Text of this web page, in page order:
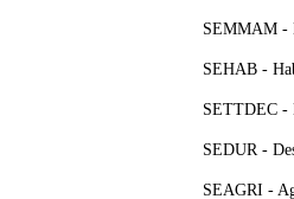
SEMMAM -
SEHAB -
SETTDEC -
SEDUR -
SEAGRI -